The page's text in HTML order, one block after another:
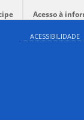
Acesso à
ACESSIBILIDADE